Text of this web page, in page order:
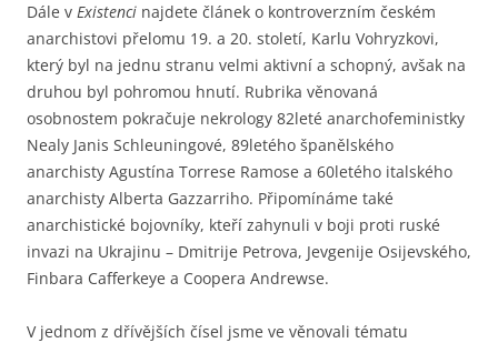
Dále v Existenci najdete článek o kontroverzním českém
anarchistovi přelomu 19. a 20. století, Karlu Vohryzkovi,
který byl na jednu stranu velmi aktivní a schopný, avšak na
druhou byl pohromou hnutí. Rubrika věnovaná
osobnostem pokračuje nekrology 82leté anarchofeministky
Nealy Janis Schleuningové, 89letého španělského
anarchisty Agustína Torrese Ramose a 60letého italského
anarchisty Alberta Gazzarriho. Připomínáme také
anarchistické bojovníky, kteří zahynuli v boji proti ruské
invazi na Ukrajinu – Dmitrije Petrova, Jevgenije Osijevského,
Finbara Cafferkeye a Coopera Andrewse.
V jednom z dřívějších čísel jsme ve věnovali tématu